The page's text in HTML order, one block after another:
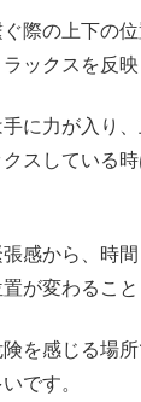
際の上下の
ックスを反映
に力が入り
スしている
感から、時
が変わること
を感じる場
です。